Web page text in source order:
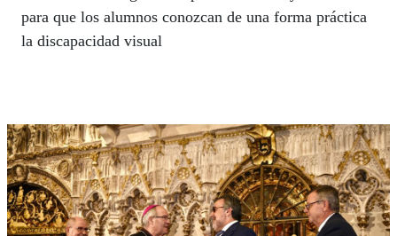
para que los alumnos conozcan de una forma práctica
la discapacidad visual